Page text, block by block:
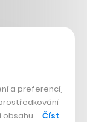
dalších
dnes jediným
účast
a preferencí,
obsahu … Číst